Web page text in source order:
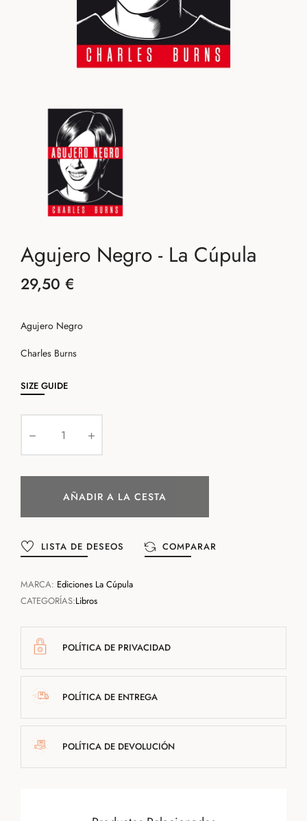
Agujero Negro - La Cúpula
29,50 €
Agujero Negro
Charles Burns
SIZE GUIDE
AÑADIR A LA CESTA
LISTA DE DESEOS COMPARAR
MARCA: Ediciones La Cúpula
CATEGORÍAS:Libros
POLÍTICA DE PRIVACIDAD
POLÍTICA DE ENTREGA
POLÍTICA DE DEVOLUCIÓN